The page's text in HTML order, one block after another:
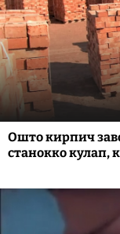
Ошто кирпич
станокко кулап,